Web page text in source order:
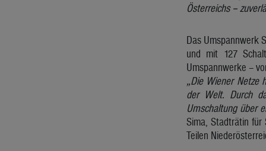
Österreichs –
Das Umspannwerk
und mit 127
Umspannwerke –
„Die Wiener Netze
der Welt. Durch
Umschaltung über
Sima, Stadträtin für
Teilen